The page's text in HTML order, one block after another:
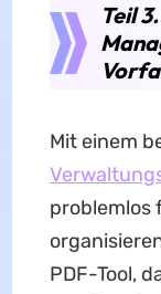
Teil
Mit einem
problemlos
PDF-Tool,